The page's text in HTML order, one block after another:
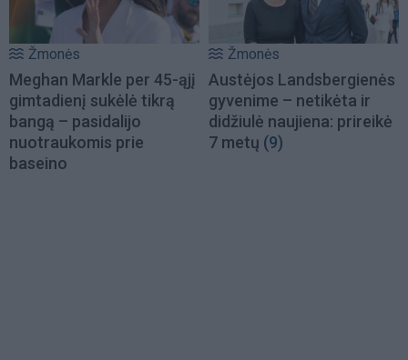
Žmonės
Meghan Markle per 45-ąjį
gimtadienį sukėlė tikrą
bangą – pasidalijo
nuotraukomis prie
baseino
Žmonės
Austėjos Landsbergienės
gyvenime – netikėta ir
didžiulė naujiena: prireikė
7 metų (9)